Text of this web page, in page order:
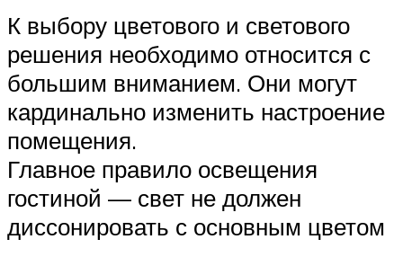
К выбору цветового и светового
решения необходимо относится с
большим вниманием. Они могут
кардинально изменить настроение
помещения.
Главное правило освещения
гостиной — свет не должен
диссонировать с основным цветом